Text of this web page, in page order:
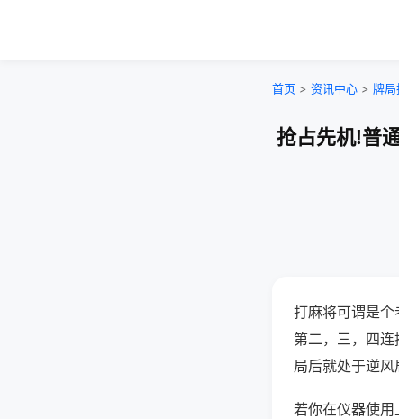
首页 > 资讯中心 > 牌
抢占先机!普
打麻将可谓是个
第二，三，四
局后就处于逆风
若你在仪器使